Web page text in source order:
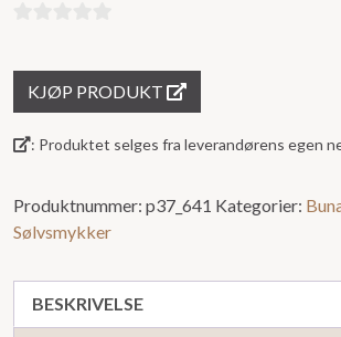
KJØP PRODUKT
: Produktet selges fra leverandørens egen
Produktnummer: p37_641 Kategorier:
Sølvsmykker
BESKRIVELSE